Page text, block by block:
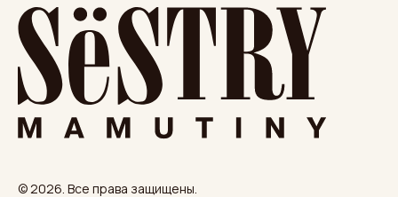
© 2026. Все права защищены.